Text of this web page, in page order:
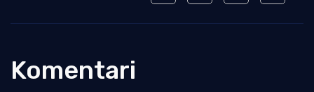
Komentari